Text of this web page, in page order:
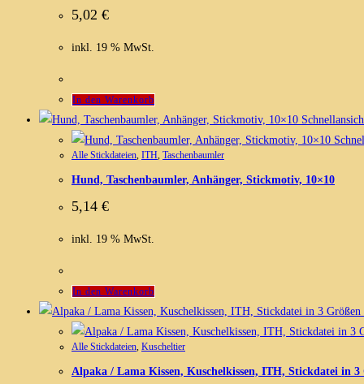
5,02 €
inkl. 19 % MwSt.
In den Warenkorb
Alle Stickdateien, ITH, Taschenbaumler
Hund, Taschenbaumler, Anhänger, Stickmotiv, 10×10
5,14 €
inkl. 19 % MwSt.
In den Warenkorb
Alle Stickdateien, Kuscheltier
Alpaka / Lama Kissen, Kuschelkissen, ITH, Stickdatei in 3